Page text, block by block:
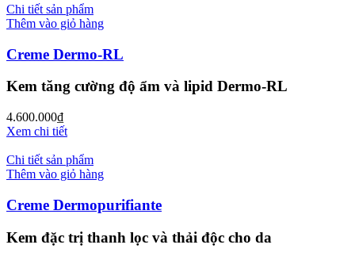
Chi tiết sản phẩm
Thêm vào giỏ hàng
Creme Dermo-RL
Kem tăng cường độ ẩm và lipid Dermo-RL
4.600.000₫
Xem chi tiết
Chi tiết sản phẩm
Thêm vào giỏ hàng
Creme Dermopurifiante
Kem đặc trị thanh lọc và thải độc cho da